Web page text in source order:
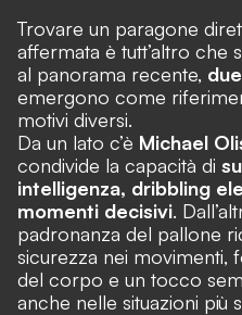
Trovare un paragone
affermata è tutt’altro che
al panorama recente,
emergono come
motivi diversi.
Da un lato c’è Michael
condivide la capacità di
intelligenza, dribbling
momenti decisivi.
padronanza del pallone
sicurezza nei movimenti,
del corpo e un tocco
anche nelle situazioni più